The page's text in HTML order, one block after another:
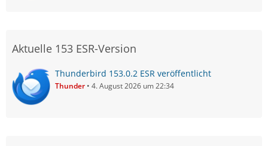
Aktuelle 153 ESR-Version
Thunderbird 153.0.2 ESR veröffentlicht
Thunder 4. August 2026 um 22:34